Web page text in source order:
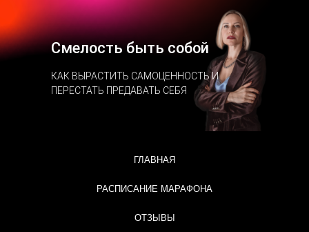
КАК ВЫРАСТИТЬ САМОЦЕННОСТЬ И
ПЕРЕСТАТЬ ПРЕДАВАТЬ СЕБЯ
Смелость быть собой
ГЛАВНАЯ
РАСПИСАНИЕ МАРАФОНА
ОТЗЫВЫ